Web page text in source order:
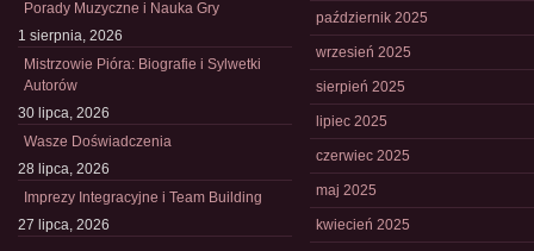
Porady Muzyczne i Nauka Gry
1 sierpnia, 2026
Mistrzowie Pióra: Biografie i Sylwetki
Autorów
30 lipca, 2026
Wasze Doświadczenia
28 lipca, 2026
Imprezy Integracyjne i Team Building
27 lipca, 2026
październik 2025
wrzesień 2025
sierpień 2025
lipiec 2025
czerwiec 2025
maj 2025
kwiecień 2025